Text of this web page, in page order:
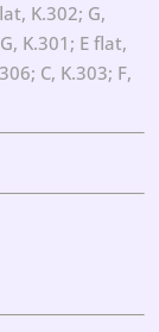
K.302; G,
K.301; E flat,
C, K.303; F,